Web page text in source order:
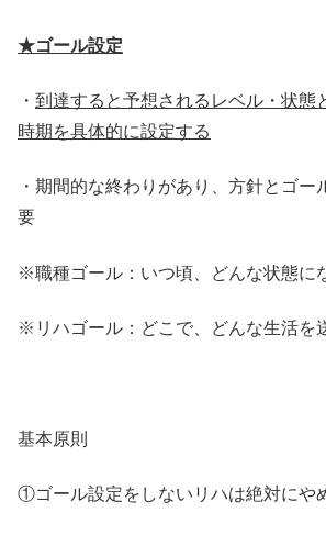
★ゴール設定
・ 到達すると予想されるレベル・状態
時期を具体的に設定する
・期間的な終わりがあり、方針とゴー
要
※職種ゴール：いつ頃、どんな状態に
※リハゴール：どこで、どんな生活を
基本原則
①ゴール設定をしないリハは絶対にや